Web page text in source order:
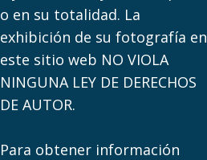
o en su totalidad. La
exhibición de su fotografía en
este sitio web NO VIOLA
NINGUNA LEY DE DERECHOS
DE AUTOR.
Para obtener información